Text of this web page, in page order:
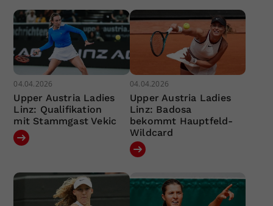
04.04.2026
Upper Austria Ladies
Linz: Qualifikation
mit Stammgast Vekic
04.04.2026
Upper Austria Ladies
Linz: Badosa
bekommt Hauptfeld-
Wildcard